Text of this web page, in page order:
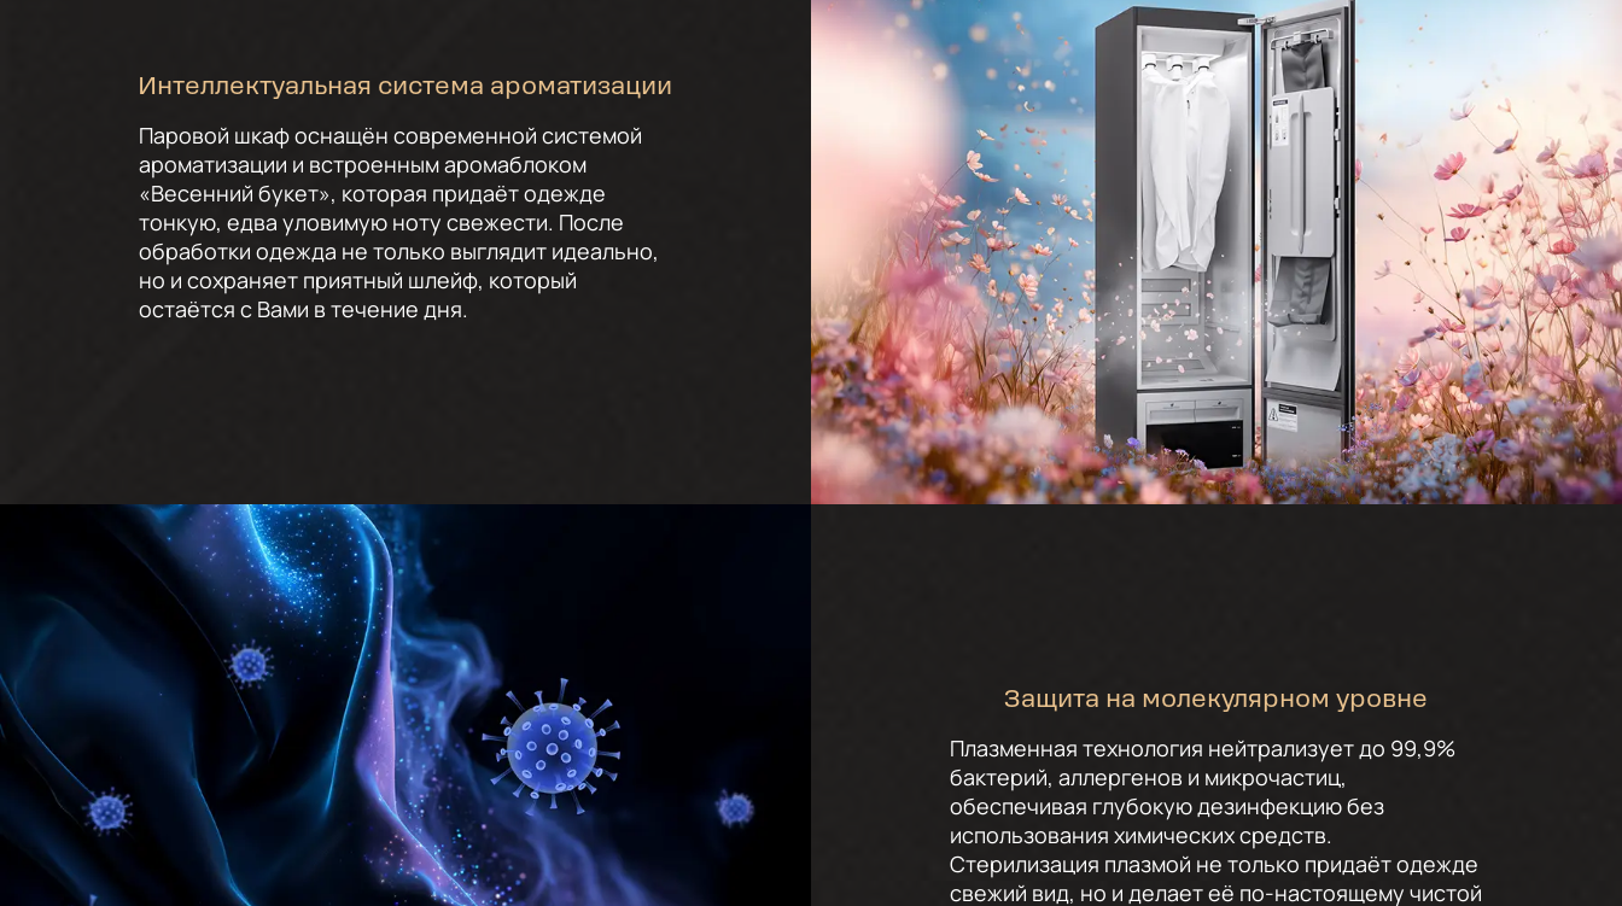
Интеллектуальная система ароматизации
Паровой шкаф оснащён современной системой
ароматизации и встроенным аромаблоком
«Весенний букет», которая придаёт одежде
тонкую, едва уловимую ноту свежести. После
обработки одежда не только выглядит идеально,
но и сохраняет приятный шлейф, который
остаётся с Вами в течение дня.
Защита на молекулярном уровне
Плазменная технология нейтрализует до 99,9%
бактерий, аллергенов и микрочастиц,
обеспечивая глубокую дезинфекцию без
использования химических средств.
Стерилизация плазмой не только придаёт одежде
свежий вид, но и делает её по-настоящему чистой